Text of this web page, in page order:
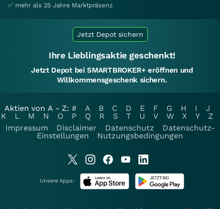
✅ mehr als 25 Jahre Marktpräsenz
Jetzt Depot sichern
Ihre Lieblingsaktie geschenkt!
Jetzt Depot bei SMARTBROKER+ eröffnen und
Willkommensgeschenk sichern.
Aktien von A - Z: # A B C D E F G H I
J
K
L M N O P Q R S T U V W X Y
Z
Impressum
Disclaimer Datenschutz
Datenschutz-
Einstellungen
Nutzungsbedingungen
Unsere Apps: